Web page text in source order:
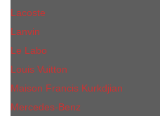
Lacoste
Lanvin
Le Labo
Louis Vuitton
Maison Francis Kurkdjian
Mercedes-Benz